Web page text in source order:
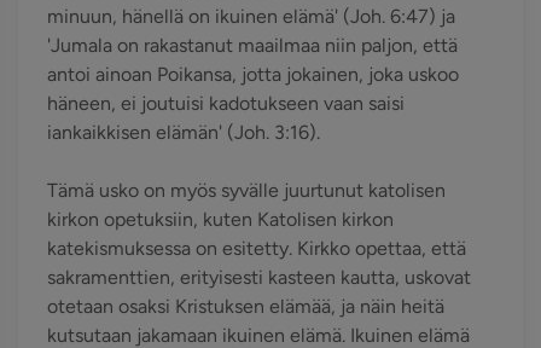
minuun, hänellä on ikuinen elämä' (Joh. 6:47) ja
'Jumala on rakastanut maailmaa niin paljon, että
antoi ainoan Poikansa, jotta jokainen, joka uskoo
häneen, ei joutuisi kadotukseen vaan saisi
iankaikkisen elämän' (Joh. 3:16).
Tämä usko on myös syvälle juurtunut katolisen
kirkon opetuksiin, kuten Katolisen kirkon
katekismuksessa on esitetty. Kirkko opettaa, että
sakramenttien, erityisesti kasteen kautta, uskovat
otetaan osaksi Kristuksen elämää, ja näin heitä
kutsutaan jakamaan ikuinen elämä. Ikuinen elämä